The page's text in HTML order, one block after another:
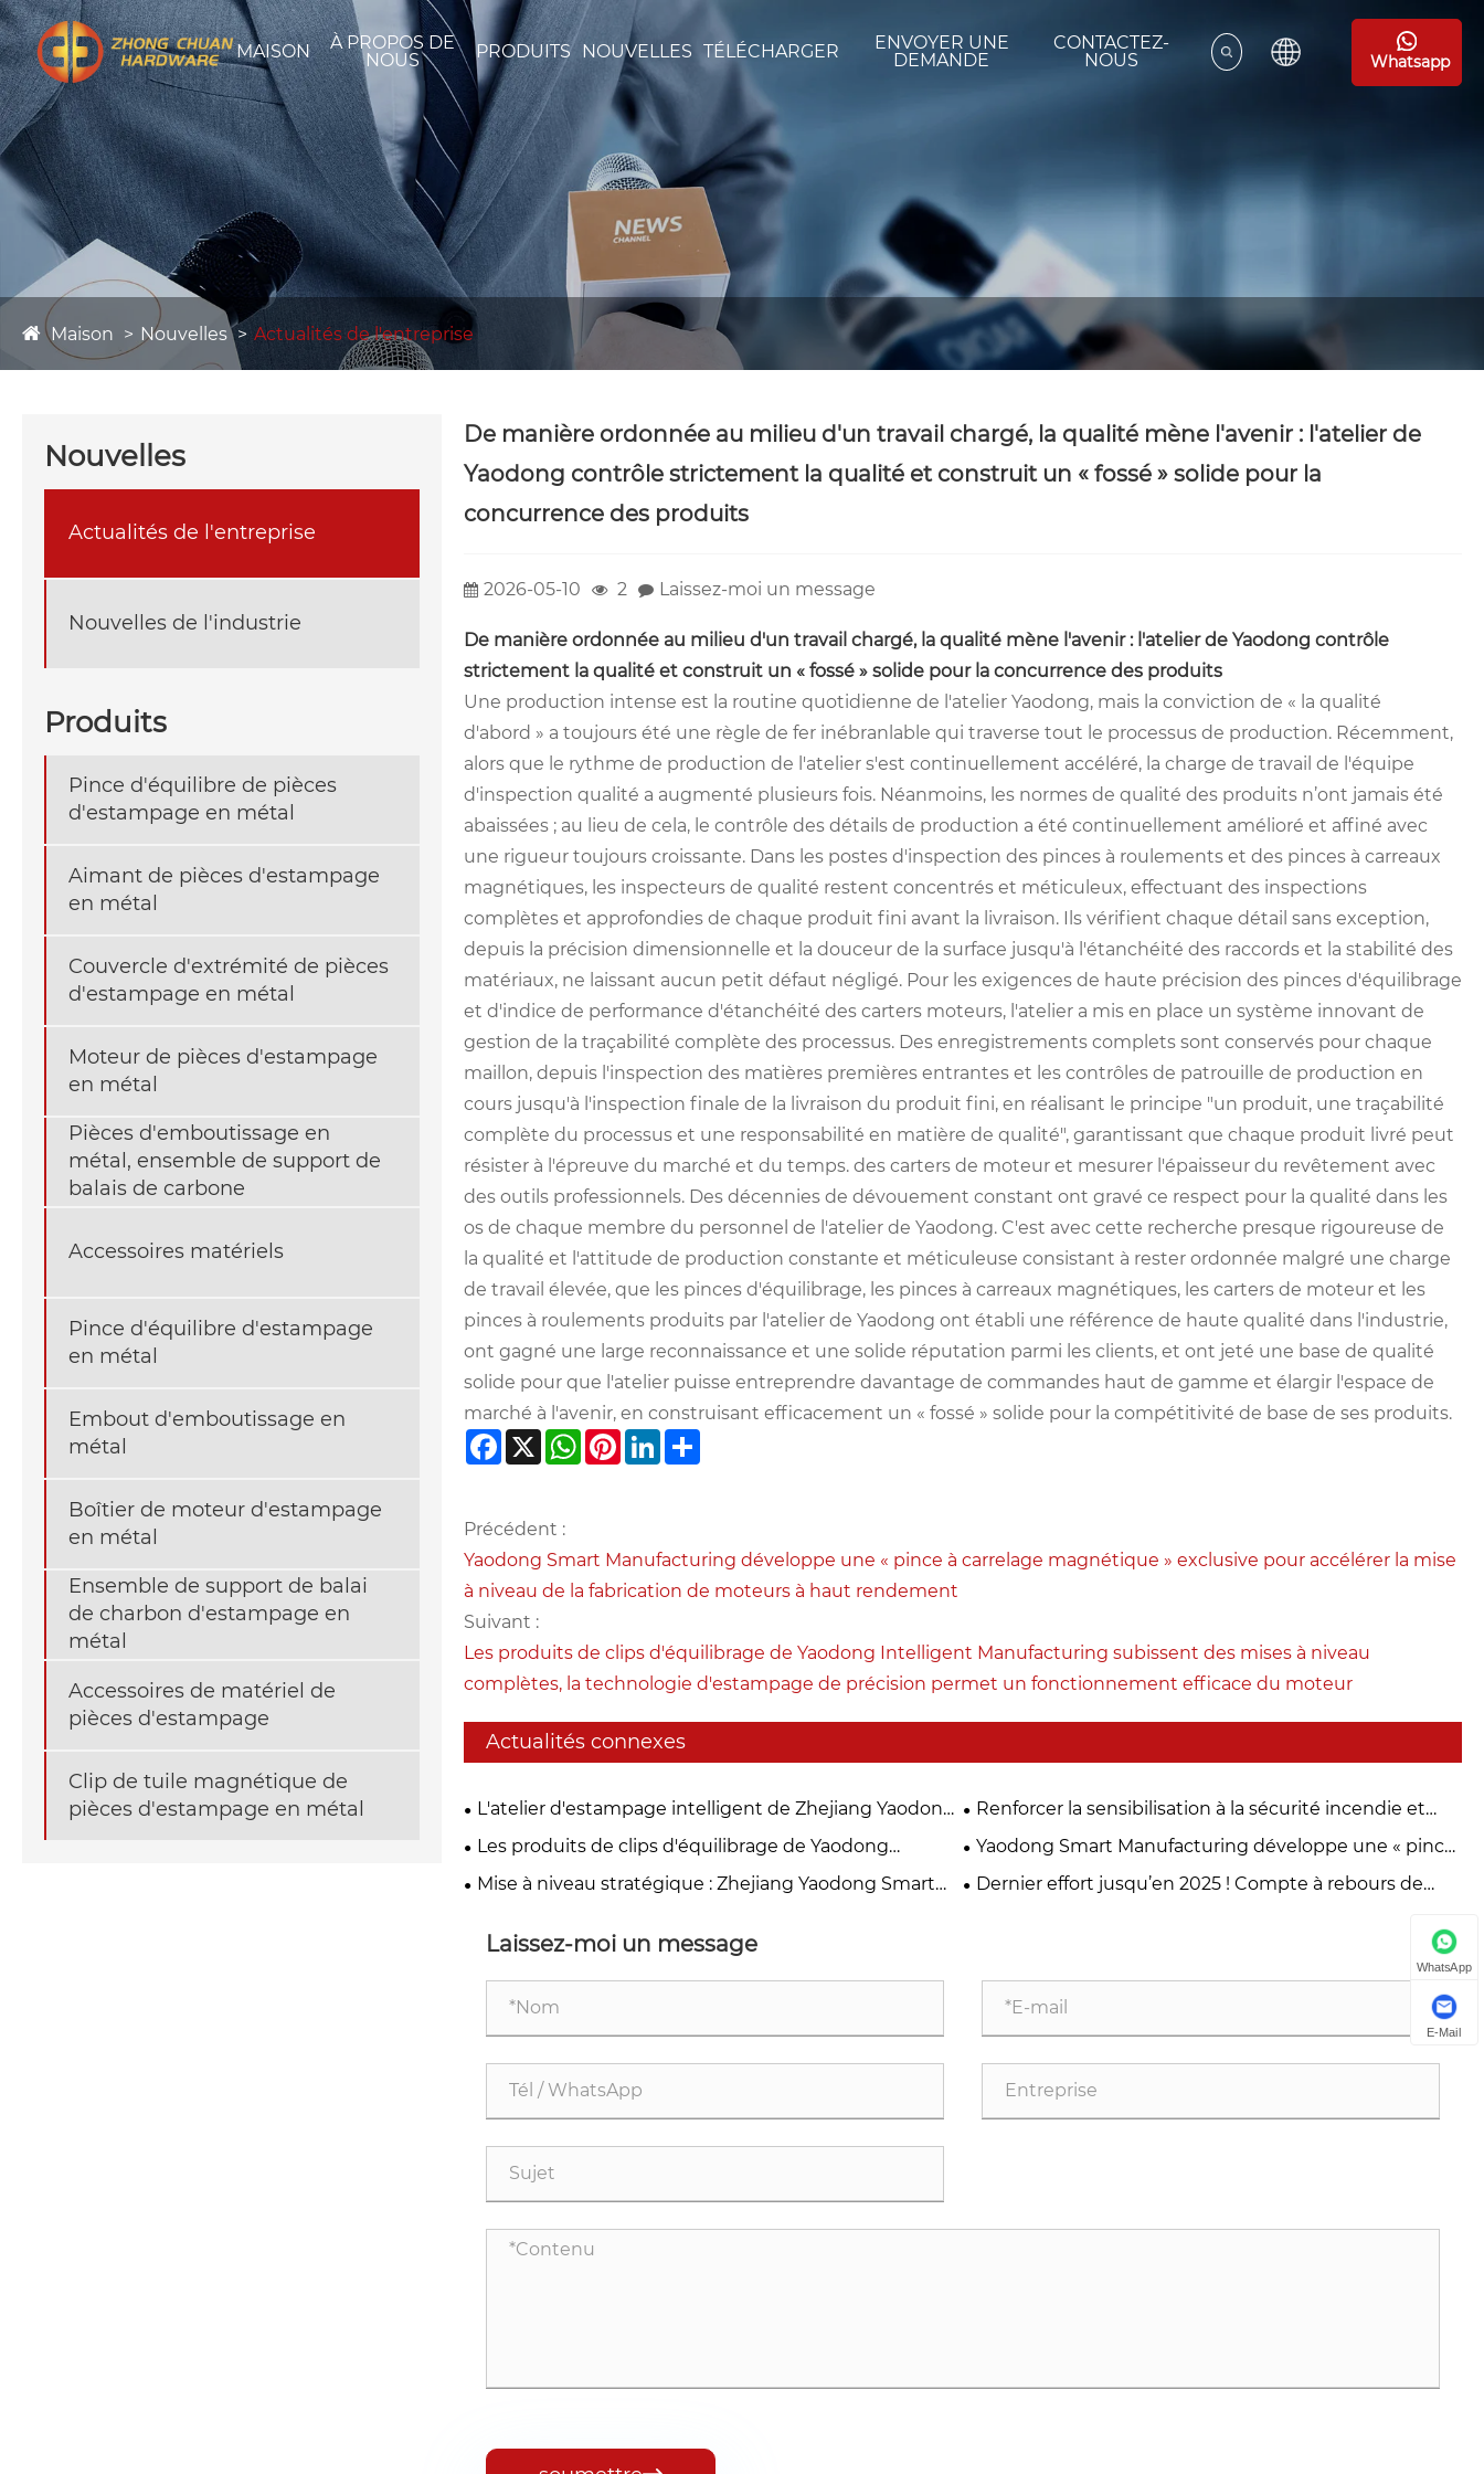
MAISON
À PROPOS DE
NOUS
PRODUITS NOUVELLES TÉLÉCHARGER
ENVOYER UNE
DEMANDE
CONTACTEZ-
NOUS
Whatsapp
Maison Nouvelles Actualités de l'entreprise
Nouvelles
Actualités de l'entreprise
Nouvelles de l'industrie
Produits
Pince d'équilibre de pièces
d'estampage en métal
Aimant de pièces d'estampage
en métal
Couvercle d'extrémité de pièces
d'estampage en métal
Moteur de pièces d'estampage
en métal
Pièces d'emboutissage en
métal, ensemble de support de
balais de carbone
Accessoires matériels
Pince d'équilibre d'estampage
en métal
Embout d'emboutissage en
métal
Boîtier de moteur d'estampage
en métal
Ensemble de support de balai
de charbon d'estampage en
métal
Accessoires de matériel de
pièces d'estampage
Clip de tuile magnétique de
pièces d'estampage en métal
De manière ordonnée au milieu d'un travail chargé, la qualité mène l'avenir : l'atelier de
Yaodong contrôle strictement la qualité et construit un « fossé » solide pour la
concurrence des produits
2026-05-10 2 Laissez-moi un message
De manière ordonnée au milieu d'un travail chargé, la qualité mène l'avenir : l'atelier de Yaodong contrôle
strictement la qualité et construit un « fossé » solide pour la concurrence des produits
Une production intense est la routine quotidienne de l'atelier Yaodong, mais la conviction de « la qualité
d'abord » a toujours été une règle de fer inébranlable qui traverse tout le processus de production. Récemment,
alors que le rythme de production de l'atelier s'est continuellement accéléré, la charge de travail de l'équipe
d'inspection qualité a augmenté plusieurs fois. Néanmoins, les normes de qualité des produits n’ont jamais été
abaissées ; au lieu de cela, le contrôle des détails de production a été continuellement amélioré et affiné avec
une rigueur toujours croissante. Dans les postes d'inspection des pinces à roulements et des pinces à carreaux
magnétiques, les inspecteurs de qualité restent concentrés et méticuleux, effectuant des inspections
complètes et approfondies de chaque produit fini avant la livraison. Ils vérifient chaque détail sans exception,
depuis la précision dimensionnelle et la douceur de la surface jusqu'à l'étanchéité des raccords et la stabilité des
matériaux, ne laissant aucun petit défaut négligé. Pour les exigences de haute précision des pinces d'équilibrage
et d'indice de performance d'étanchéité des carters moteurs, l'atelier a mis en place un système innovant de
gestion de la traçabilité complète des processus. Des enregistrements complets sont conservés pour chaque
maillon, depuis l'inspection des matières premières entrantes et les contrôles de patrouille de production en
cours jusqu'à l'inspection finale de la livraison du produit fini, en réalisant le principe "un produit, une traçabilité
complète du processus et une responsabilité en matière de qualité", garantissant que chaque produit livré peut
résister à l'épreuve du marché et du temps. des carters de moteur et mesurer l'épaisseur du revêtement avec
des outils professionnels. Des décennies de dévouement constant ont gravé ce respect pour la qualité dans les
os de chaque membre du personnel de l'atelier de Yaodong. C'est avec cette recherche presque rigoureuse de
la qualité et l'attitude de production constante et méticuleuse consistant à rester ordonnée malgré une charge
de travail élevée, que les pinces d'équilibrage, les pinces à carreaux magnétiques, les carters de moteur et les
pinces à roulements produits par l'atelier de Yaodong ont établi une référence de haute qualité dans l'industrie,
ont gagné une large reconnaissance et une solide réputation parmi les clients, et ont jeté une base de qualité
solide pour que l'atelier puisse entreprendre davantage de commandes haut de gamme et élargir l'espace de
marché à l'avenir, en construisant efficacement un « fossé » solide pour la compétitivité de base de ses produits.
Facebook
X WhatsApp
PinterestLinkedIn
Précédent :
Yaodong Smart Manufacturing développe une « pince à carrelage magnétique » exclusive pour accélérer la mise
à niveau de la fabrication de moteurs à haut rendement
Suivant :
Les produits de clips d'équilibrage de Yaodong Intelligent Manufacturing subissent des mises à niveau
complètes, la technologie d'estampage de précision permet un fonctionnement efficace du moteur
Actualités connexes
L'atelier d'estampage intelligent de Zhejiang Yaodong
pour les boîtiers commence officiellement la
production, marquant une nouvelle étape dans
l'amélioration de la qualité et de l'efficacité
Renforcer la sensibilisation à la sécurité incendie et
construire une défense sécurisée – Zhejiang Yaodong
Intelligent Manufacturing Technology Co., Ltd. organise
des exercices de sécurité incendie
Les produits de clips d'équilibrage de Yaodong
Intelligent Manufacturing subissent des mises à niveau
complètes, la technologie d'estampage de précision
Yaodong Smart Manufacturing développe une « pince
à carrelage magnétique » exclusive pour accélérer la
mise à niveau de la fabrication de moteurs à haut
Mise à niveau stratégique : Zhejiang Yaodong Smart
automatisée de 200 T pour les pièces de précision
Dernier effort jusqu’en 2025 ! Compte à rebours de
préparer à de nouveaux succès au cours de la nouvelle
année !
Laissez-moi un message
WhatsApp
E-Mail